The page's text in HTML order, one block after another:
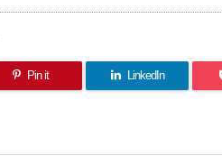
Pin it LinkedIn